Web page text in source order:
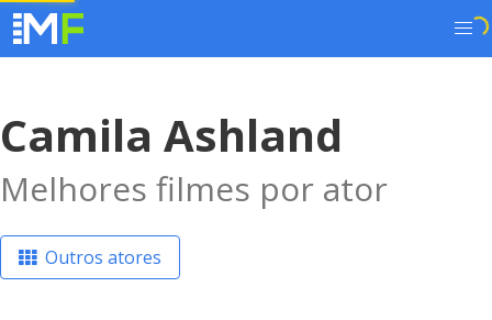
Camila Ashland
Melhores filmes por ator
Outros atores